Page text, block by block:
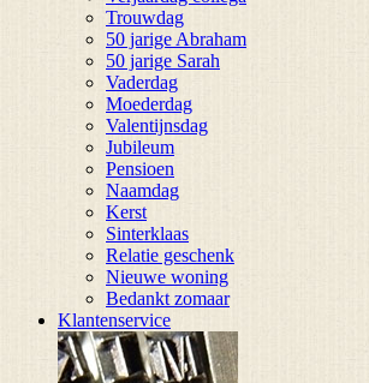
Trouwdag
50 jarige Abraham
50 jarige Sarah
Vaderdag
Moederdag
Valentijnsdag
Jubileum
Pensioen
Naamdag
Kerst
Sinterklaas
Relatie geschenk
Nieuwe woning
Bedankt zomaar
Klantenservice